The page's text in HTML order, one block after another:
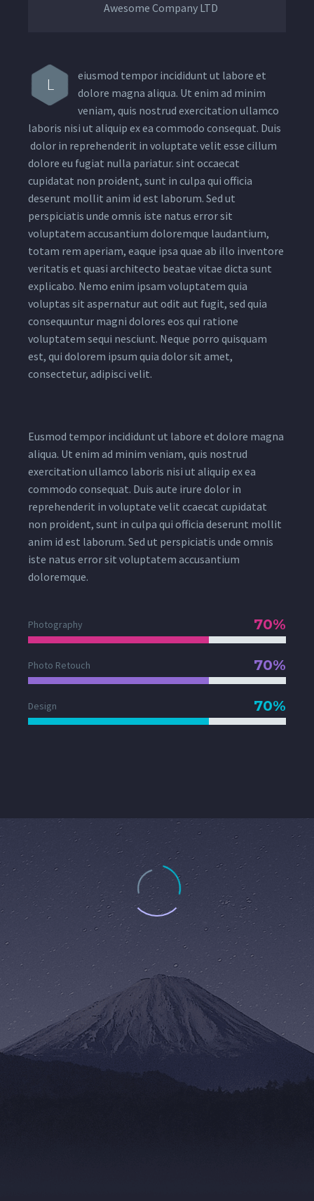
Awesome Company LTD
L
eiusmod tempor incididunt ut labore et
dolore magna aliqua. Ut enim ad minim
veniam, quis nostrud exercitation ullamco
laboris nisi ut aliquip ex ea commodo consequat. Duis
dolor in reprehenderit in voluptate velit esse cillum
dolore eu fugiat nulla pariatur. sint occaecat
cupidatat non proident, sunt in culpa qui officia
deserunt mollit anim id est laborum. Sed ut
perspiciatis unde omnis iste natus error sit
voluptatem accusantium doloremque laudantium,
totam rem aperiam, eaque ipsa quae ab illo inventore
veritatis et quasi architecto beatae vitae dicta sunt
explicabo. Nemo enim ipsam voluptatem quia
voluptas sit aspernatur aut odit aut fugit, sed quia
consequuntur magni dolores eos qui ratione
voluptatem sequi nesciunt. Neque porro quisquam
est, qui dolorem ipsum quia dolor sit amet,
consectetur, adipisci velit.
Eusmod tempor incididunt ut labore et dolore magna
aliqua. Ut enim ad minim veniam, quis nostrud
exercitation ullamco laboris nisi ut aliquip ex ea
commodo consequat. Duis aute irure dolor in
reprehenderit in voluptate velit ccaecat cupidatat
non proident, sunt in culpa qui officia deserunt mollit
anim id est laborum. Sed ut perspiciatis unde omnis
iste natus error sit voluptatem accusantium
doloremque.
Photography 70%
Photo Retouch 70%
Design 70%